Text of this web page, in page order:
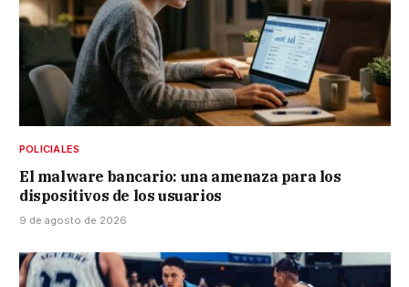
POLICIALES
El malware bancario: una amenaza para los
dispositivos de los usuarios
9 de agosto de 2026